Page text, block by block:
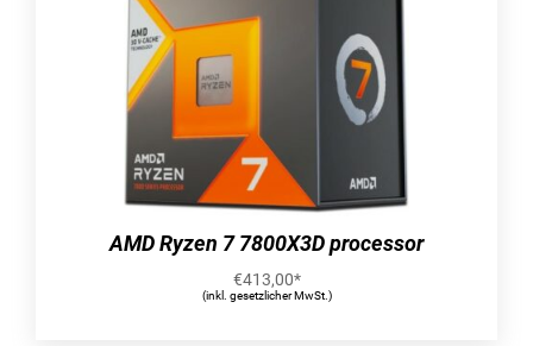
AMD Ryzen 7 7800X3D processor
€413,00*
(inkl. gesetzlicher MwSt.)